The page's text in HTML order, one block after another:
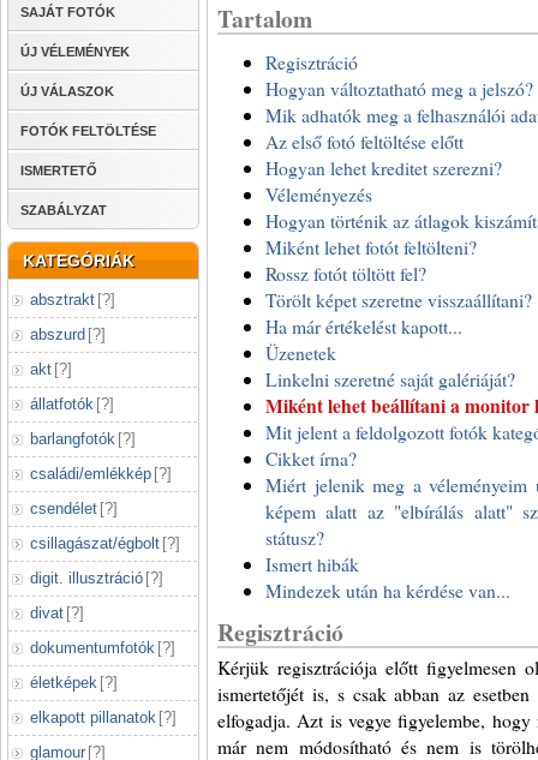
SAJÁT FOTÓK
ÚJ VÉLEMÉNYEK
ÚJ VÁLASZOK
FOTÓK FELTÖLTÉSE
ISMERTETŐ
SZABÁLYZAT
KATEGÓRIÁK
absztrakt [?]
abszurd [?]
akt [?]
állatfotók [?]
barlangfotók [?]
családi/emlékkép [?]
csendélet [?]
csillagászat/égbolt [?]
digit. illusztráció [?]
divat [?]
dokumentumfotók [?]
életképek [?]
elkapott pillanatok [?]
glamour [?]
Tartalom
Regisztráció
Hogyan változtatható meg a jelszó?
Mik adhatók meg a felhasználói
Az első fotó feltöltése előtt
Hogyan lehet kreditet szerezni?
Véleményezés
Hogyan történik az átlagok
Miként lehet fotót feltölteni?
Rossz fotót töltött fel?
Törölt képet szeretne visszaállítani?
Ha már értékelést kapott...
Üzenetek
Linkelni szeretné saját galériáját?
Miként lehet beállítani a monitor
Mit jelent a feldolgozott fotók
Cikket írna?
Miért jelenik meg a
képem alatt az "elbírálás alatt"
státusz?
Ismert hibák
Mindezek után ha kérdése van...
Regisztráció
Kérjük regisztrációja előtt figyelmesen
ismertetőjét is, s csak abban az
elfogadja. Azt is vegye figyelembe,
már nem módosítható és nem is